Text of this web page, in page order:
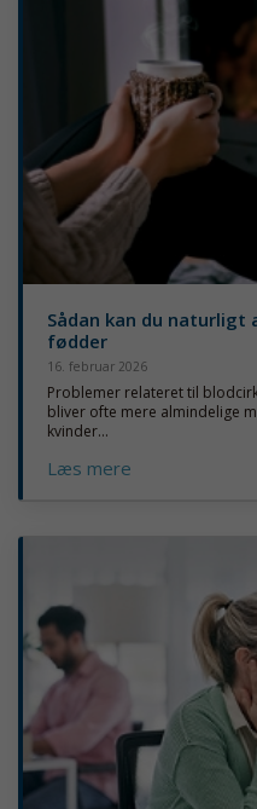
Sådan kan du
fødder
16. februar 2026
Problemer relateret til
bliver ofte mere almindelige
kvinder...
Læs mere